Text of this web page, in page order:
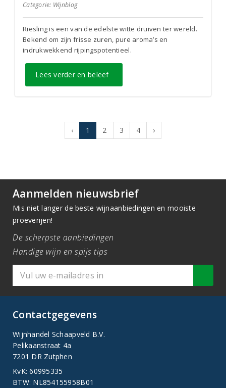
Categorie: Wijnblog
Riesling is een van de edelste witte druiven ter wereld.
Bekend om zijn frisse zuren, pure aroma’s en
indrukwekkend rijpingspotentieel.
Lees verder en beleef
‹ 1 2 3 4 ›
Aanmelden nieuwsbrief
Mis niet langer de beste wijnaanbiedingen en mooiste
proeverijen!
De scherpste aanbiedingen
Handige wijn en spijs tips
Contactgegevens
Wijnhandel Schaapveld B.V.
Pelikaanstraat 4a
7201 DR Zutphen
KvK: 60995335
BTW: NL854155958B01